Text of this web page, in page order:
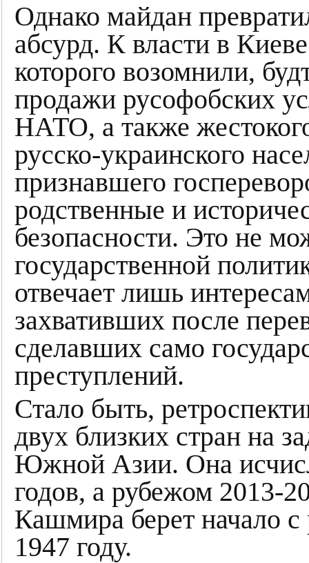
Однако майдан
абсурд. К власти в
которого возомнили,
продажи русофобских
НАТО, а также
русско-украинского
признавшего
родственные и
безопасности. Это не
государственной
отвечает лишь
захвативших после
сделавших само
преступлений.
Стало быть,
двух близких стран на
Южной Азии. Она
годов, а рубежом 2013-
Кашмира берет начало
1947 году.